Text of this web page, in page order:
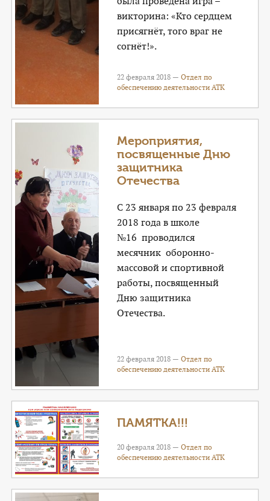
викторина: «Кто сердцем
присягнёт, того враг не
согнёт!».
22 февраля 2018 —Отдел по
обеспечению деятельности АТК
Мероприятия,
посвященные Дню
защитника
Отечества
С 23 января по 23 февраля
2018 года в школе
№16 проводился
месячник оборонно-
массовой и спортивной
работы, посвященный
Дню защитника
Отечества.
22 февраля 2018 —Отдел по
обеспечению деятельности АТК
ПАМЯТКА!!!
20 февраля 2018 —Отдел по
обеспечению деятельности АТК